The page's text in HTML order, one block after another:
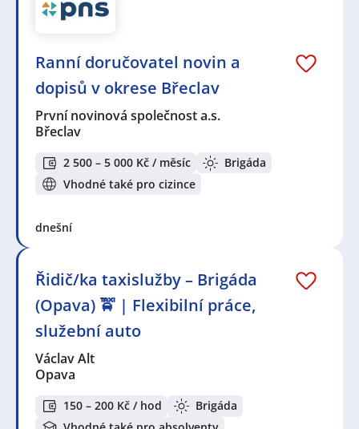
Ranní doručovatel novin a
dopisů v okrese Břeclav
První novinová společnost a.s.
Břeclav
2 500 – 5 000 Kč / měsíc
Brigáda
Vhodné také pro cizince
dnešní
Řidič/ka taxislužby – Brigáda
(Opava) 🚖 | Flexibilní práce,
služební auto
Václav Alt
Opava
150 – 200 Kč / hod
Brigáda